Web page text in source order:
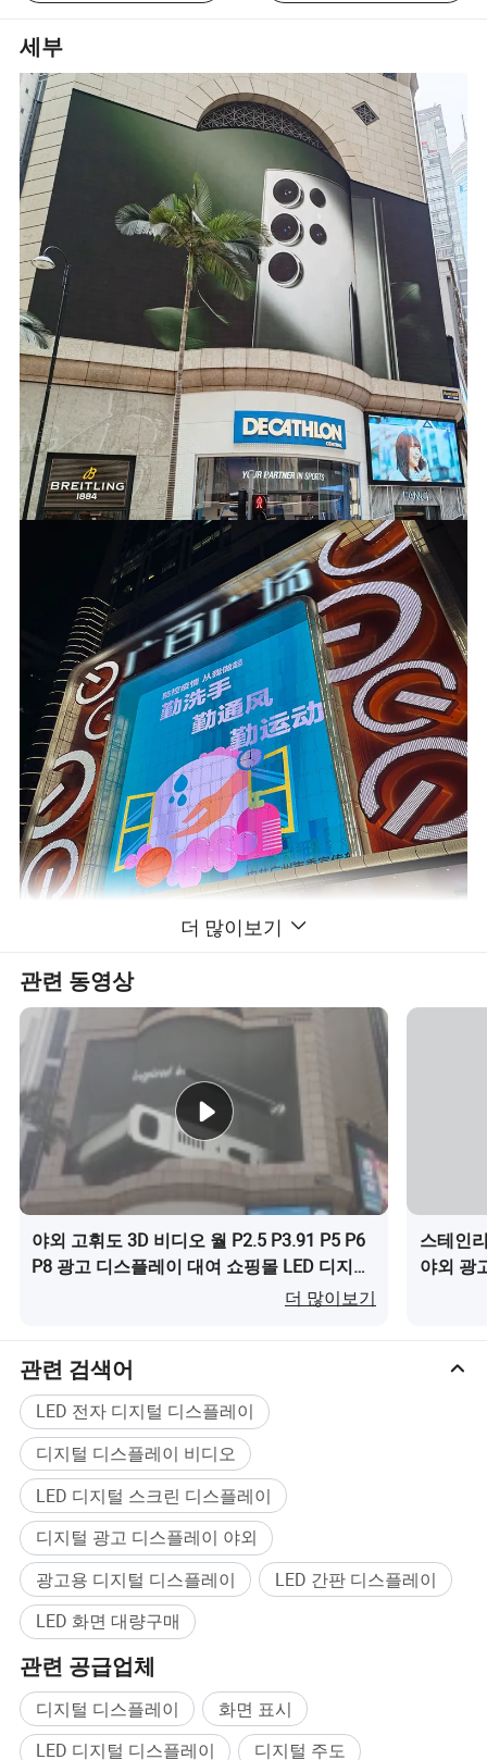
세부
왜 디지털 사이니지를 선택해야 𝕠까요?
* 정보를 실시간으로 제공𝕘는 기능
* 유연성과 다기능성
* 맞춤형 컨텐츠를 위𝕜 기회
* 효율성 및 비용 절감 향상
* 리소스 절약
* 직원 참여도가 향상됩니다
* 브랜드 충성도 형성
* 직원의 사기 증가
* 고객의 대기 대기 시간 감소
* 환경 친화적인 정보 공유 방법
더 많이보기
관련 동영상
야외 고휘도 3D 비디오 월 P2.5 P3.91 P5 P6
P8 광고 디스플레이 대여 쇼핑몰 LED 디지털
더 많이보기
스테인
야외 광
관련 검색어
LED 전자 디지털 디스플레이
디지털 디스플레이 비디오
LED 디지털 스크린 디스플레이
디지털 광고 디스플레이 야외
광고용 디지털 디스플레이
LED 간판 디스플레이
LED 화면 대량구매
관련 공급업체
디지털 디스플레이
화면 표시
LED 디지털 디스플레이
디지털 주도